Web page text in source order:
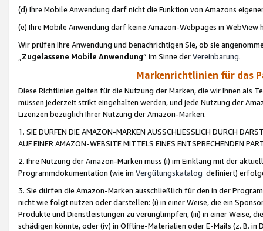
(d) Ihre Mobile Anwendung darf nicht die Funktion von Amazons
(e) Ihre Mobile Anwendung darf keine Amazon-Webpages in WebView
Wir prüfen Ihre Anwendung und benachrichtigen Sie, ob sie
„Zugelassene Mobile Anwendung“ im Sinne derVereinbarung.
Markenrichtlinien für das
Diese Richtlinien gelten für die Nutzung der Marken, die wir Ihnen als
müssen jederzeit strikt eingehalten werden, und jede Nutzung der
Lizenzen bezüglich Ihrer Nutzung der Amazon-Marken.
1. SIE DÜRFEN DIE AMAZON-MARKEN AUSSCHLIESSLICH DURCH
AUF EINER AMAZON-WEBSITE MITTELS EINES ENTSPRECHENDEN
2. Ihre Nutzung der Amazon-Marken muss (i) im Einklang mit der
Programmdokumentation (wie im Vergütungskatalog definiert)
3. Sie dürfen die Amazon-Marken ausschließlich für den in der
nicht wie folgt nutzen oder darstellen: (i) in einer Weise, die ein
Produkte und Dienstleistungen zu verunglimpfen, (iii) in einer Weise,
schädigen könnte, oder (iv) in Offline-Materialien oder E-Mails (z. B. in